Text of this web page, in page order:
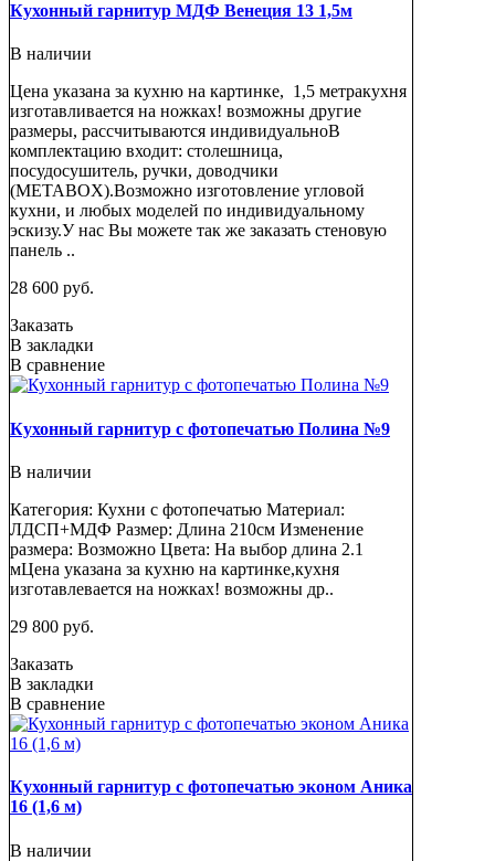
Кухонный гарнитур МДФ Венеция 13 1,5м
В наличии
Цена указана за кухню на картинке, 1,5 метракухня
изготавливается на ножках! возможны другие
размеры, рассчитываются индивидуальноВ
комплектацию входит: столешница,
посудосушитель, ручки, доводчики
(METABOX).Возможно изготовление угловой
кухни, и любых моделей по индивидуальному
эскизу.У нас Вы можете так же заказать стеновую
панель ..
28 600 руб.
Заказать
В закладки
В сравнение
Кухонный гарнитур с фотопечатью Полина №9
В наличии
Категория: Кухни с фотопечатью Материал:
ЛДСП+МДФ Размер: Длина 210см Изменение
размера: Возможно Цвета: На выбор длина 2.1
мЦена указана за кухню на картинке,кухня
изготавлевается на ножках! возможны др..
29 800 руб.
Заказать
В закладки
В сравнение
Кухонный гарнитур с фотопечатью эконом Аника
16 (1,6 м)
В наличии